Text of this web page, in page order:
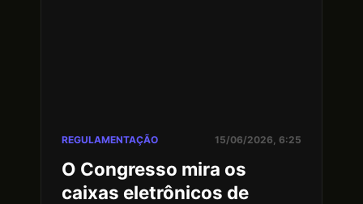
REGULAMENTAÇÃO 15/06/2026, 6:25
O Congresso mira os
caixas eletrônicos de